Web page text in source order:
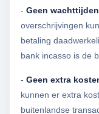
- Geen wachttijden
overschrijvingen
betaling
bank incasso is de
- Geen extra
kunnen er extra
buitenlandse